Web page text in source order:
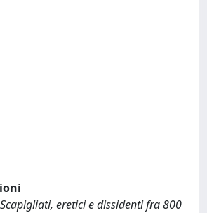
Scapigliati, eretici e dissidenti fra 800